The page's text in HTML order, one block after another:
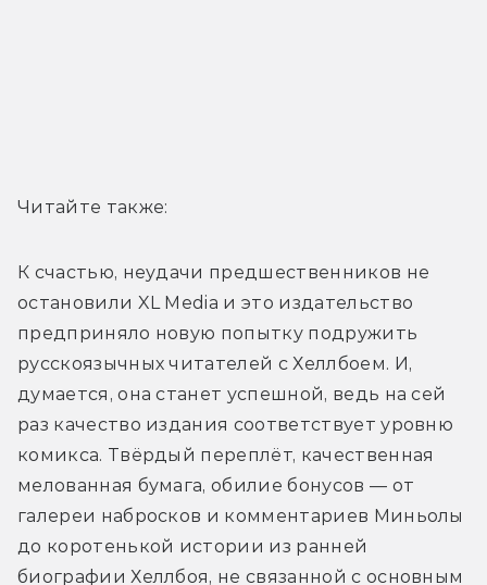
Читайте также:
К счастью, неудачи предшественников не
остановили XL Media и это издательство
предприняло новую попытку подружить
русскоязычных читателей с Хеллбоем. И,
думается, она станет успешной, ведь на сей
раз качество издания соответствует уровню
комикса. Твёрдый переплёт, качественная
мелованная бумага, обилие бонусов — от
галереи набросков и комментариев Миньолы
до коротенькой истории из ранней
биографии Хеллбоя, не связанной с основным